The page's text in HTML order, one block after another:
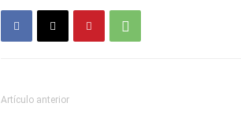
Artículo anterior